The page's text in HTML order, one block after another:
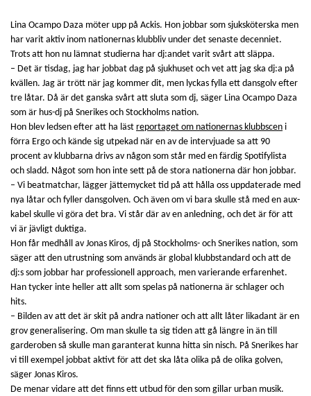
Lina Ocampo Daza möter upp på Ackis. Hon jobbar som sjuksköterska men
har varit aktiv inom nationernas klubbliv under det senaste decenniet.
Trots att hon nu lämnat studierna har dj:andet varit svårt att släppa.
– Det är tisdag, jag har jobbat dag på sjukhuset och vet att jag ska dj:a på
kvällen. Jag är trött när jag kommer dit, men lyckas fylla ett dansgolv efter
tre låtar. Då är det ganska svårt att sluta som dj, säger Lina Ocampo Daza
som är hus-dj på Snerikes och Stockholms nation.
Hon blev ledsen efter att ha lästreportaget om nationernas klubbsceni
förra Ergo och kände sig utpekad när en av de intervjuade sa att 90
procent av klubbarna drivs av någon som står med en färdig Spotifylista
och sladd. Något som hon inte sett på de stora nationerna där hon jobbar.
– Vi beatmatchar, lägger jättemycket tid på att hålla oss uppdaterade med
nya låtar och fyller dansgolven. Och även om vi bara skulle stå med en aux-
kabel skulle vi göra det bra. Vi står där av en anledning, och det är för att
vi är jävligt duktiga.
Hon får medhåll av Jonas Kiros, dj på Stockholms- och Snerikes nation, som
säger att den utrustning som används är global klubbstandard och att de
dj:s som jobbar har professionell approach, men varierande erfarenhet.
Han tycker inte heller att allt som spelas på nationerna är schlager och
hits.
– Bilden av att det är skit på andra nationer och att allt låter likadant är en
grov generalisering. Om man skulle ta sig tiden att gå längre in än till
garderoben så skulle man garanterat kunna hitta sin nisch. På Snerikes har
vi till exempel jobbat aktivt för att det ska låta olika på de olika golven,
säger Jonas Kiros.
De menar vidare att det finns ett utbud för den som gillar urban musik.